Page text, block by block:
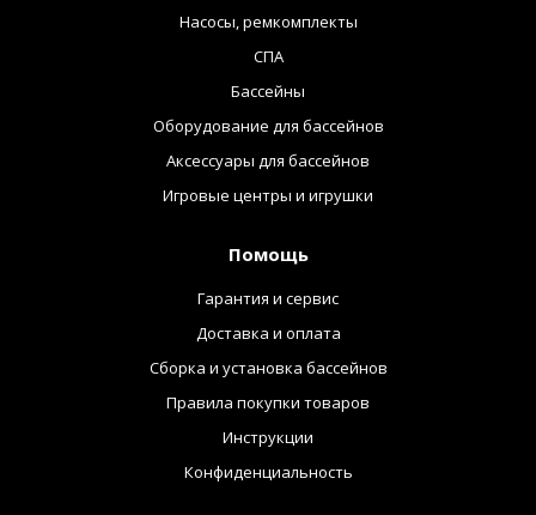
Насосы, ремкомплекты
СПА
Бассейны
Оборудование для бассейнов
Аксессуары для бассейнов
Игровые центры и игрушки
Помощь
Гарантия и сервис
Доставка и оплата
Сборка и установка бассейнов
Правила покупки товаров
Инструкции
Конфиденциальность